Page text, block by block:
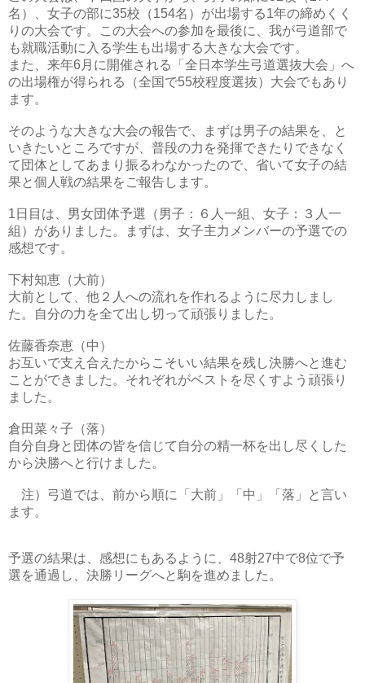
名）、女子の部に35校（154名）が出場する1年の締めくく
りの大会です。この大会への参加を最後に、我が弓道部で
も就職活動に入る学生も出場する大きな大会です。
また、来年6月に開催される「全日本学生弓道選抜大会」へ
の出場権が得られる（全国で55校程度選抜）大会でもあり
ます。
そのような大きな大会の報告で、まずは男子の結果を、と
いきたいところですが、普段の力を発揮できたりできなく
て団体としてあまり振るわなかったので、省いて女子の結
果と個人戦の結果をご報告します。
1日目は、男女団体予選（男子：６人一組、女子：３人一
組）がありました。まずは、女子主力メンバーの予選での
感想です。
下村知恵（大前）
大前として、他２人への流れを作れるように尽力しまし
た。自分の力を全て出し切って頑張りました。
佐藤香奈恵（中）
お互いで支え合えたからこそいい結果を残し決勝へと進む
ことができました。それぞれがベストを尽くすよう頑張り
ました。
倉田菜々子（落）
自分自身と団体の皆を信じて自分の精一杯を出し尽くした
から決勝へと行けました。
注）弓道では、前から順に「大前」「中」「落」と言い
ます。
予選の結果は、感想にもあるように、48射27中で8位で予
選を通過し、決勝リーグへと駒を進めました。